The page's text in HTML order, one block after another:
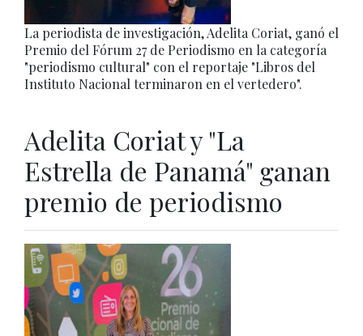
La periodista de investigación, Adelita Coriat, ganó el
Premio del Fórum 27 de Periodismo en la categoría
"periodismo cultural" con el reportaje "Libros del
Instituto Nacional terminaron en el vertedero".
Adelita Coriat y "La
Estrella de Panamá" ganan
premio de periodismo